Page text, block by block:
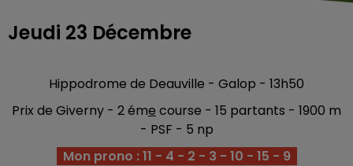
Jeudi 23 Décembre
Hippodrome de Deauville - Galop - 13h50
Prix de Giverny - 2 éme course - 15 partants - 1900 m
- PSF - 5 np
Mon prono : 11 - 4 - 2 - 3 - 10 - 15 - 9